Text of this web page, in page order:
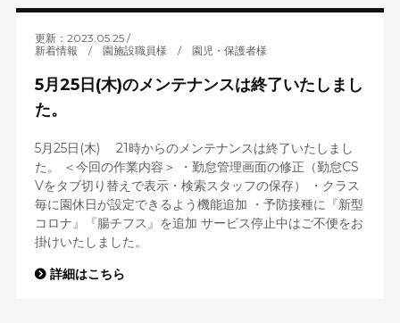
更新：2023.05.25
新着情報 / 園施設職員様 / 園児・保護者様
5月25日(木)のメンテナンスは終了いたしまし
た。
5月25日(木) 21時からのメンテナンスは終了いたしまし
た。 ＜今回の作業内容＞ ・勤怠管理画面の修正（勤怠CS
Vをタブ切り替えで表示・検索スタッフの保存） ・クラス
毎に園休日が設定できるよう機能追加 ・予防接種に『新型
コロナ』『腸チフス』を追加 サービス停止中はご不便をお
掛けいたしました。
詳細はこちら